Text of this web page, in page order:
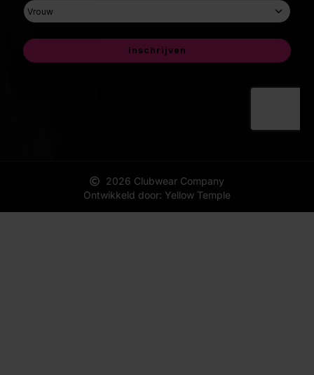
2026 Clubwear Company
Ontwikkeld door: Yellow Temple